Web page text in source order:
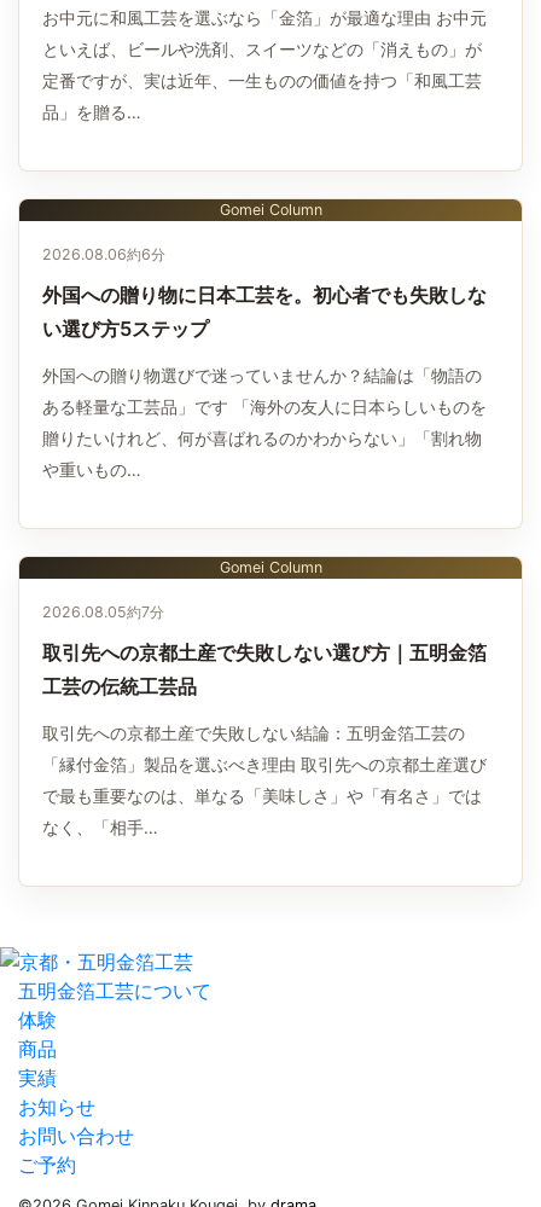
お中元に和風工芸を選ぶなら「金箔」が最適な理由 お中元
といえば、ビールや洗剤、スイーツなどの「消えもの」が
定番ですが、実は近年、一生ものの価値を持つ「和風工芸
品」を贈る…
Gomei Column
2026.08.06約6分
外国への贈り物に日本工芸を。初心者でも失敗しな
い選び方5ステップ
外国への贈り物選びで迷っていませんか？結論は「物語の
ある軽量な工芸品」です 「海外の友人に日本らしいものを
贈りたいけれど、何が喜ばれるのかわからない」「割れ物
や重いもの…
Gomei Column
2026.08.05約7分
取引先への京都土産で失敗しない選び方｜五明金箔
工芸の伝統工芸品
取引先への京都土産で失敗しない結論：五明金箔工芸の
「縁付金箔」製品を選ぶべき理由 取引先への京都土産選び
で最も重要なのは、単なる「美味しさ」や「有名さ」では
なく、「相手…
五明金箔工芸について
体験
商品
実績
お知らせ
お問い合わせ
ご予約